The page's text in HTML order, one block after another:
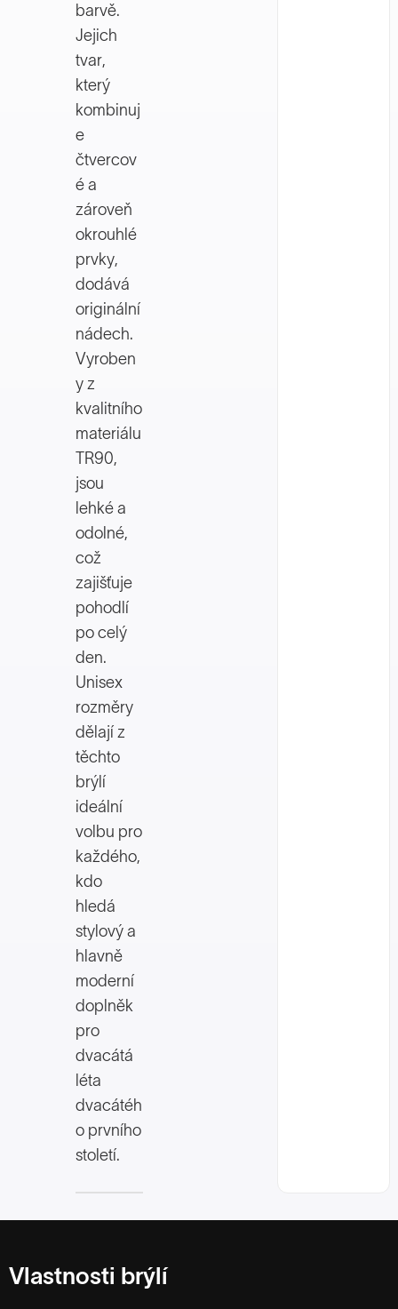
barvě.
Jejich
tvar,
který
kombinuj
e
čtvercov
é a
zároveň
okrouhlé
prvky,
dodává
originální
nádech.
Vyroben
y z
kvalitního
materiálu
TR90,
jsou
lehké a
odolné,
což
zajišťuje
pohodlí
po celý
den.
Unisex
rozměry
dělají z
těchto
brýlí
ideální
volbu pro
každého,
kdo
hledá
stylový a
hlavně
moderní
doplněk
pro
dvacátá
léta
dvacátéh
o prvního
století.
Vlastnosti brýlí